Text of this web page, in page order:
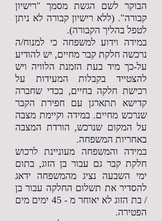
הבוקר לשם הגשת מסמך "רישיון
קבורה". (ללא רישיון קבורה לא ניתן
לטפל בהליך הקבורה).
במידה וידוע למשפחה כי למנוח/ה
נרכשה חלקת קבר מחיים, יש להודיע
על-כך מיד בעת הזמנת הלוויה ויש
להצטייד בקבלות המעידות על
רכישת חלקה בחיים, בכדי שחברה
קדישא תתארגן עם חפירת הקבר
שנרכש מחיים. במידה וקיימת מצבה
על המקום שנרכש, הורדת המצבה
באחריות המשפחה.
במידה והמשפחה מעוניינת לרכוש
חלקת קבר גם עבור בן הזוג, בתום
ימי השבעה נציג מהמשפחה ידאג
להסדיר את תשלום החלקה עבור בן
/ בת הזוג לא יאוחר מ - 45 ימים מים
הפטירה.